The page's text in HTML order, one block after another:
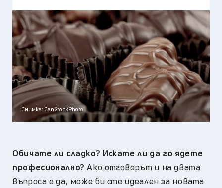
Снимка: CanStockPhoto
Обичате ли сладко? Искате ли да го ядете
професионално? Ако отговорът и на двата
въпроса е да, може би сте идеален за новата